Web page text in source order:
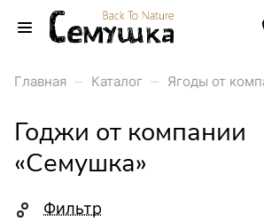
Главная – Каталог – Ягоды от
Годжи от компании
«Семушка»
Фильтр